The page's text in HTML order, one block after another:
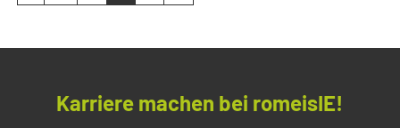
Karriere machen bei romeisIE!